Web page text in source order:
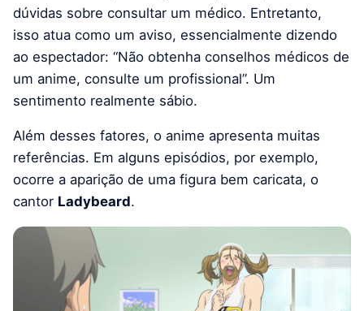
dúvidas sobre consultar um médico. Entretanto,
isso atua como um aviso, essencialmente dizendo
ao espectador: “Não obtenha conselhos médicos de
um anime, consulte um profissional”. Um
sentimento realmente sábio.
Além desses fatores, o anime apresenta muitas
referências. Em alguns episódios, por exemplo,
ocorre a aparição de uma figura bem caricata, o
cantor Ladybeard.